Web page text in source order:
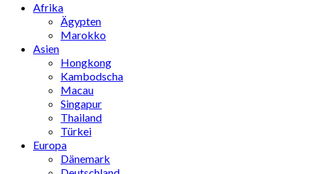
Afrika
Ägypten
Marokko
Asien
Hongkong
Kambodscha
Macau
Singapur
Thailand
Türkei
Europa
Dänemark